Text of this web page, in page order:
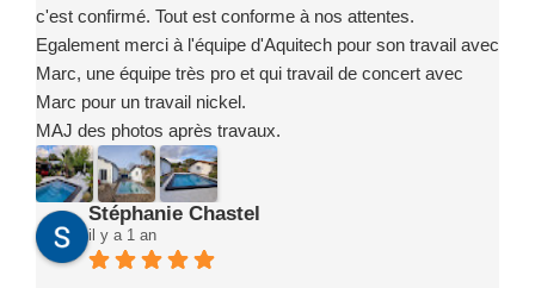
c'est confirmé. Tout est conforme à nos attentes.
Egalement merci à l'équipe d'Aquitech pour son travail avec
Marc, une équipe très pro et qui travail de concert avec
Marc pour un travail nickel.
MAJ des photos après travaux.
Stéphanie Chastel
il y a 1 an